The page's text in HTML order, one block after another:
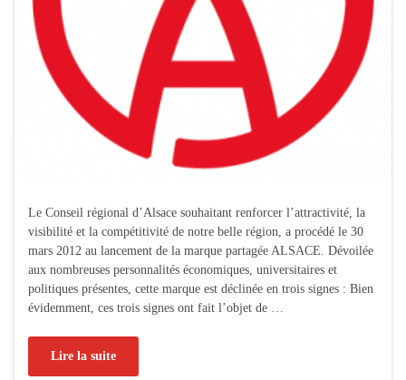
Le Conseil régional d’Alsace souhaitant renforcer l’attractivité, la
visibilité et la compétitivité de notre belle région, a procédé le 30
mars 2012 au lancement de la marque partagée ALSACE. Dévoilée
aux nombreuses personnalités économiques, universitaires et
politiques présentes, cette marque est déclinée en trois signes : Bien
évidemment, ces trois signes ont fait l’objet de …
Lire la suite